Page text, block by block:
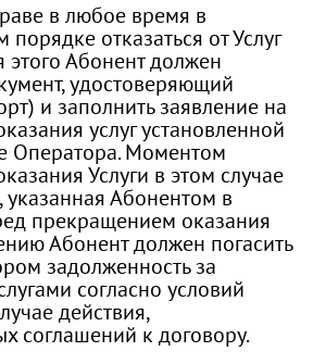
в любое время в
отказаться от Услуг
этого Абонент должен
удостоверяющий
и заполнить заявление на
услуг установленной
Оператора. Моментом
Услуги в этом случае
указанная Абонентом в
прекращением оказания
Абонент должен погасить
задолженность за
согласно условий
действия,
соглашений к договору.